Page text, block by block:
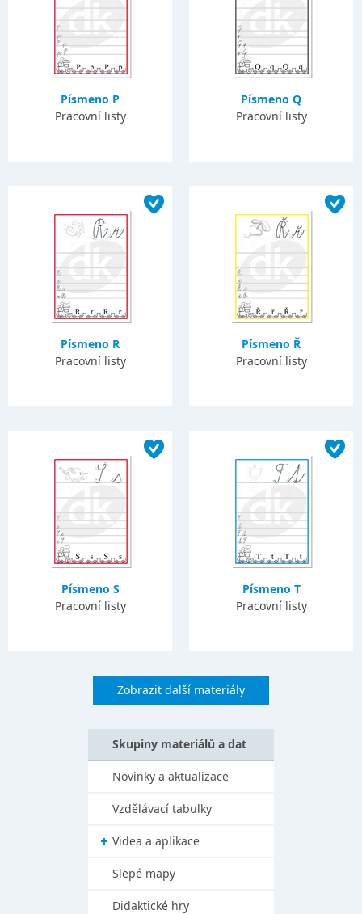
Písmeno P
Pracovní listy
Písmeno Q
Pracovní listy
Písmeno R
Pracovní listy
Písmeno Ř
Pracovní listy
Písmeno S
Pracovní listy
Písmeno T
Pracovní listy
Zobrazit další materiály
Skupiny materiálů a dat
Novinky a aktualizace
Vzdělávací tabulky
Videa a aplikace
Slepé mapy
Didaktické hry